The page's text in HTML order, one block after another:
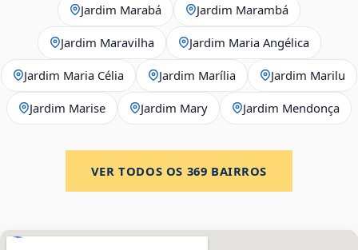
Jardim Marabá Jardim Marambá
Jardim Maravilha Jardim Maria Angélica
Jardim Maria Célia Jardim Marília Jardim Marilu
Jardim Marise Jardim Mary Jardim Mendonça
VER TODOS OS 369 BAIRROS